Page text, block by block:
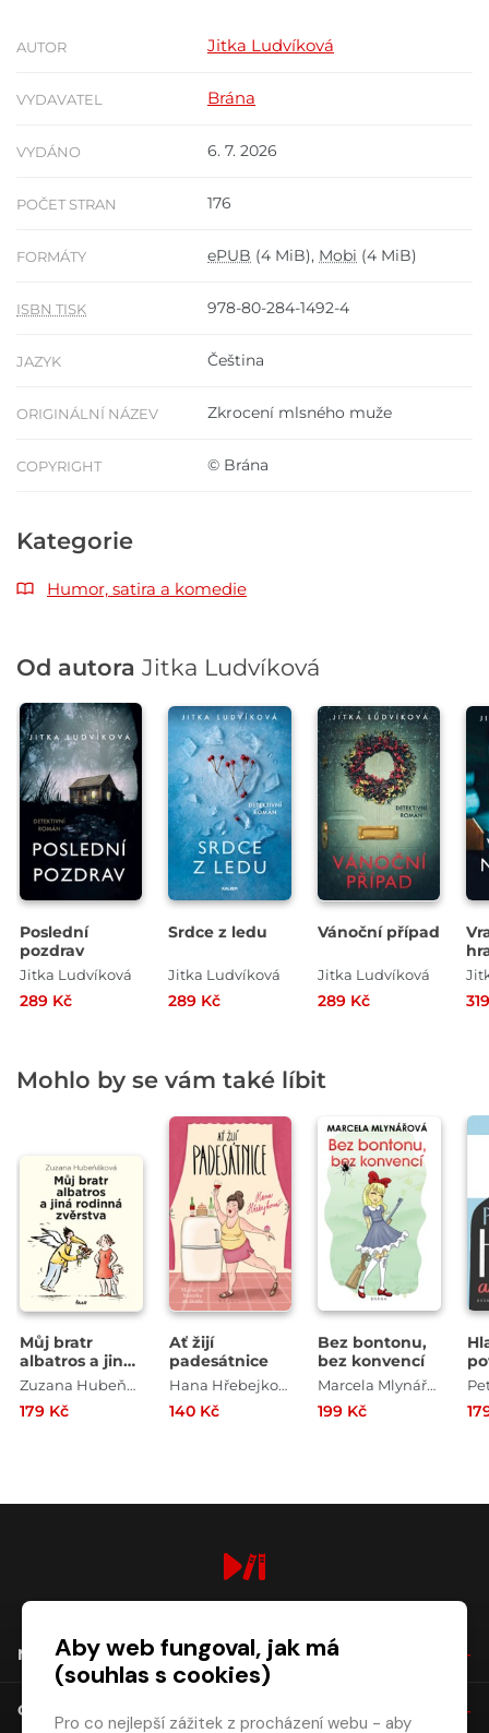
AUTOR Jitka Ludvíková
VYDAVATEL Brána
VYDÁNO 6. 7. 2026
POČET STRAN 176
FORMÁTY ePUB (4 MiB), Mobi (4 MiB)
ISBN TISK 978-80-284-1492-4
JAZYK Čeština
ORIGINÁLNÍ NÁZEV Zkrocení mlsného muže
COPYRIGHT © Brána
Kategorie
Humor, satira a komedie
Od autora Jitka Ludvíková
Poslední
pozdrav
Jitka Ludvíková
289 Kč
Srdce z ledu
Jitka Ludvíková
289 Kč
Vánoční případ
Jitka Ludvíková
289 Kč
Mohlo by se vám také líbit
Můj bratr
albatros a jiná
rodinná
Zuzana Hubeňáková
179 Kč
Ať žijí
padesátnice
Hana Hřebejková
140 Kč
Bez bontonu,
bez konvencí
Marcela Mlynářová
199 Kč
NÁKUP
O SPOLEČNOSTI
Aby web fungoval, jak má
(souhlas s cookies)
Pro co nejlepší zážitek z procházení webu - aby